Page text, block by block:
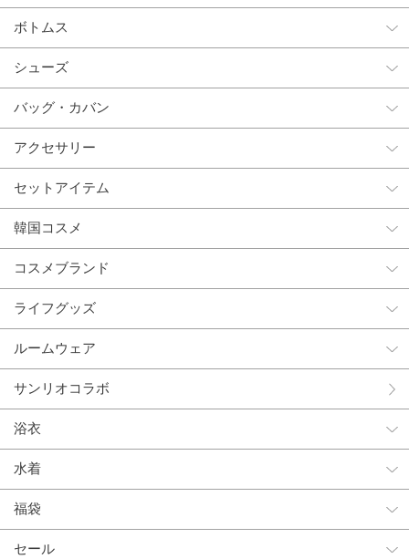
ボトムス
シューズ
バッグ・カバン
アクセサリー
セットアイテム
韓国コスメ
コスメブランド
ライフグッズ
ルームウェア
サンリオコラボ
浴衣
水着
福袋
セール